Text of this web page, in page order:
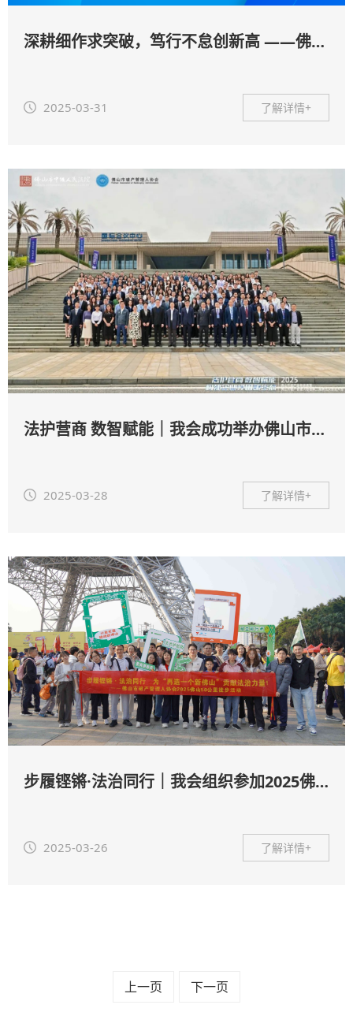
深耕细作求突破，笃行不怠创新高 ——佛山市破产管理人协会理事会2024年工作报告及2025年工作思路
了解详情+
2025-03-31
法护营商 数智赋能｜我会成功举办佛山市破产实务讲座暨佛山市破产管理人协会第二届第五次会员大会
了解详情+
2025-03-28
步履铿锵·法治同行｜我会组织参加2025佛山50公里徒步活动
了解详情+
2025-03-26
上一页 下一页